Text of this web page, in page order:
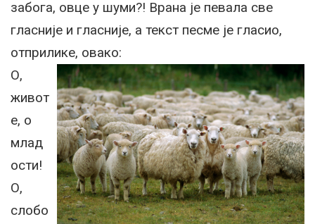
забога, овце у шуми?! Врана је певала све
гласније и гласније, а текст песме је гласио,
отприлике, овако:
О,
живот
е, о
млад
ости!
О,
слобо